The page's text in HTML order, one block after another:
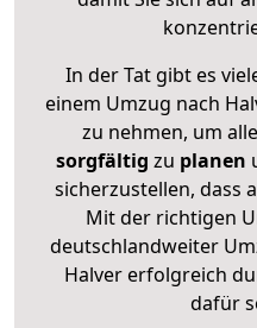
In der Tat gibt es
einem Umzug nach
zu nehmen, um
sorgfältig zu planen
sicherzustellen, dass
Mit der richtigen
deutschlandweiter
Halver erfolgreich
dafür